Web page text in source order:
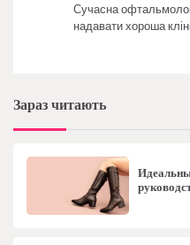
Сучасна
надавати хороша
Зараз читають